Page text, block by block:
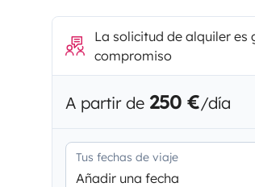
La solicitud de alquiler es
compromiso
A partir de 250 €/día
Tus fechas de viaje
Añadir una fecha